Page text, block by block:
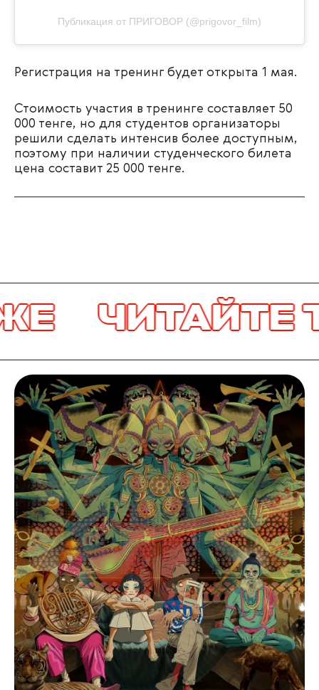
Публикация от ПРИГОВОР (@prigovor_film)
Регистрация на тренинг будет открыта 1 мая.
Стоимость участия в тренинге составляет 50
000 тенге, но для студентов организаторы
решили сделать интенсив более доступным,
поэтому при наличии студенческого билета
цена составит 25 000 тенге.
ЧИТАЙТЕ